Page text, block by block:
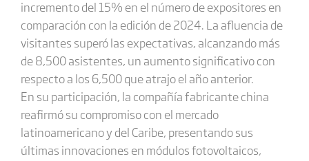
incremento del 15% en el número de expositores en
comparación con la edición de 2024. La afluencia de
visitantes superó las expectativas, alcanzando más
de 8,500 asistentes, un aumento significativo con
respecto a los 6,500 que atrajo el año anterior.
En su participación, la compañía fabricante china
reafirmó su compromiso con el mercado
latinoamericano y del Caribe, presentando sus
últimas innovaciones en módulos fotovoltaicos,